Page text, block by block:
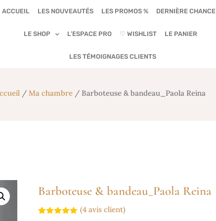
ACCUEIL LES NOUVEAUTÉS LES PROMOS % DERNIÈRE CHANCE
LE SHOP L’ESPACE PRO ♡ WISHLIST LE PANIER
LES TÉMOIGNAGES CLIENTS
/ Ma chambre/ Barboteuse & bandeau_Paola Reina
Barboteuse & bandeau_Paola Reina
(4 avis client)